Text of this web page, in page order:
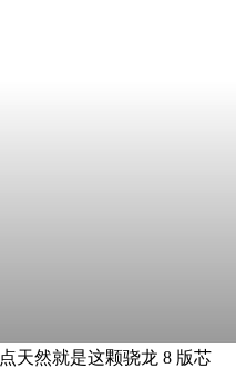
天然就是这颗骁龙 8 版芯